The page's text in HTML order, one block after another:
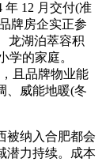
年 12 月交付(准
牌房企实正参
龙湖泊萃容积
学的家庭。
且品牌物业能
、威能地暖(冬
纳入合肥都会
潜力持续。成本